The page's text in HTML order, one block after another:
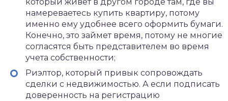
намереваетесь купить квартиру, потому
именно ему удобнее всего оформить бумаги.
Конечно, это займет время, потому не многие
согласятся быть представителем во время
учета собственности;
Риэлтор, который привык сопровождать
сделки с недвижимостью. А если подписать
доверенность на регистрацию